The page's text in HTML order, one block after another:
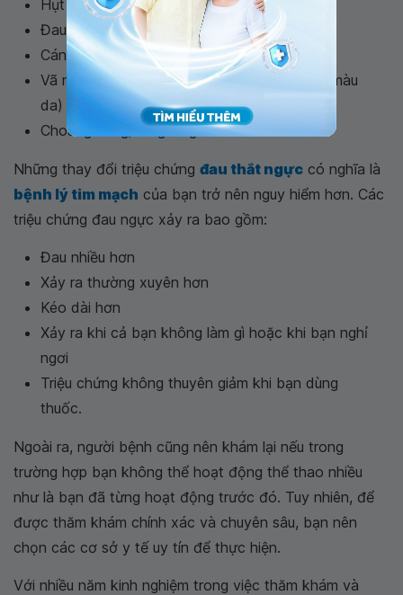
Hụt hơi/ khó thở
Đau bụng hoặc khó tiêu
Cánh tay xuất hiện tê
Vã mồ hôi hoặc nếu bạn bị trắng bệch (đổi màu
da)
Choáng váng/ lâng lâng
Những thay đổi triệu chứng đau thắt ngực có nghĩa là
bệnh lý tim mạch của bạn trở nên nguy hiểm hơn. Các
triệu chứng đau ngực xảy ra bao gồm:
Đau nhiều hơn
Xảy ra thường xuyên hơn
Kéo dài hơn
Xảy ra khi cả bạn không làm gì hoặc khi bạn nghỉ
ngơi
Triệu chứng không thuyên giảm khi bạn dùng
thuốc.
Ngoài ra, người bệnh cũng nên khám lại nếu trong
trường hợp bạn không thể hoạt động thể thao nhiều
như là bạn đã từng hoạt động trước đó. Tuy nhiên, để
được thăm khám chính xác và chuyên sâu, bạn nên
chọn các cơ sở y tế uy tín để thực hiện.
Với nhiều năm kinh nghiệm trong việc thăm khám và